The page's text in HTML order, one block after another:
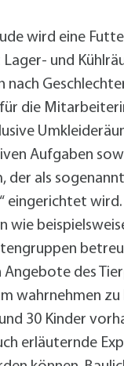
wird eine
und
nach
die
Aufgaben
der als
eingerichtet
wie
des
wahrnehmen zu
30 Kinder
erläuternde